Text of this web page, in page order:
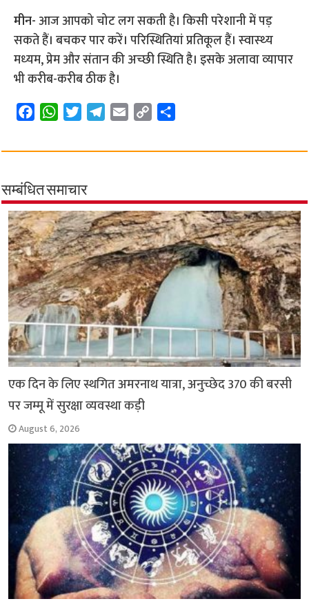
मीन-आज आपको चोट लग सकती है। किसी परेशानी में पड़
सकते हैं। बचकर पार करें। परिस्थितियां प्रतिकूल हैं। स्‍वास्‍थ्‍य
मध्‍यम, प्रेम और संतान की अच्‍छी स्थिति है। इसके अलावा व्‍यापार
भी करीब-करीब ठीक है।
c
b
o
o
k
W
a
s
A
p
p
i
t
e
r
l
r
a
m
a
p
i
n
k
a
सम्बंधित समाचार
एक दिन के लिए स्थगित अमरनाथ यात्रा, अनुच्छेद 370 की बरसी
पर जम्मू में सुरक्षा व्यवस्था कड़ी
August 6, 2026